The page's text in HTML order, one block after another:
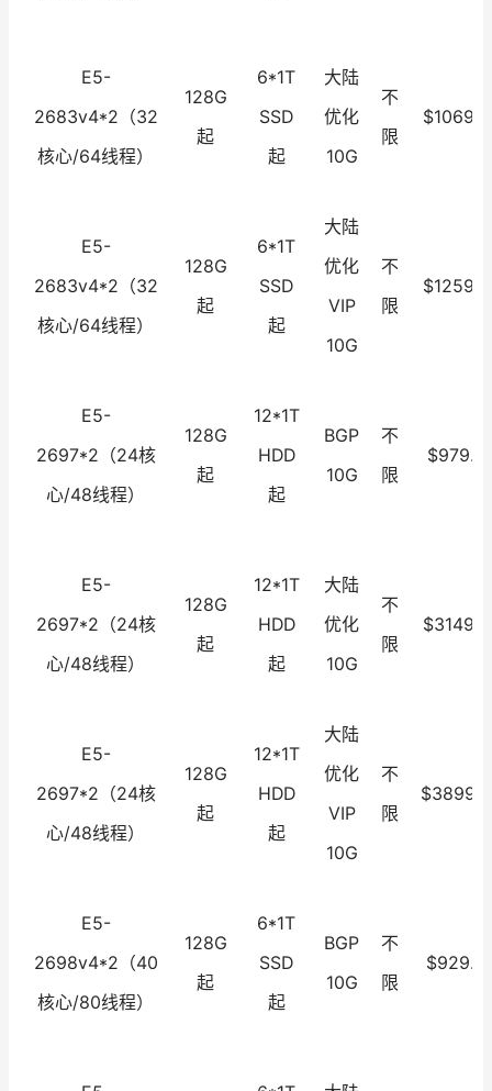
E5-
2683v4*2（32
核心/64线程）
128G
起
6*1T
SSD
起
大陆
优化
10G
不
限
E5-
2683v4*2（32
核心/64线程）
128G
起
6*1T
SSD
起
大陆
优化
VIP
10G
不
限
E5-
2697*2（24核
心/48线程）
128G
起
12*1T
HDD
起
BGP
10G
不
限
E5-
2697*2（24核
心/48线程）
128G
起
12*1T
HDD
起
大陆
优化
10G
不
限
E5-
2697*2（24核
心/48线程）
128G
起
12*1T
HDD
起
大陆
优化
VIP
10G
不
限
E5-
2698v4*2（40
核心/80线程）
128G
起
6*1T
SSD
起
BGP
10G
不
限